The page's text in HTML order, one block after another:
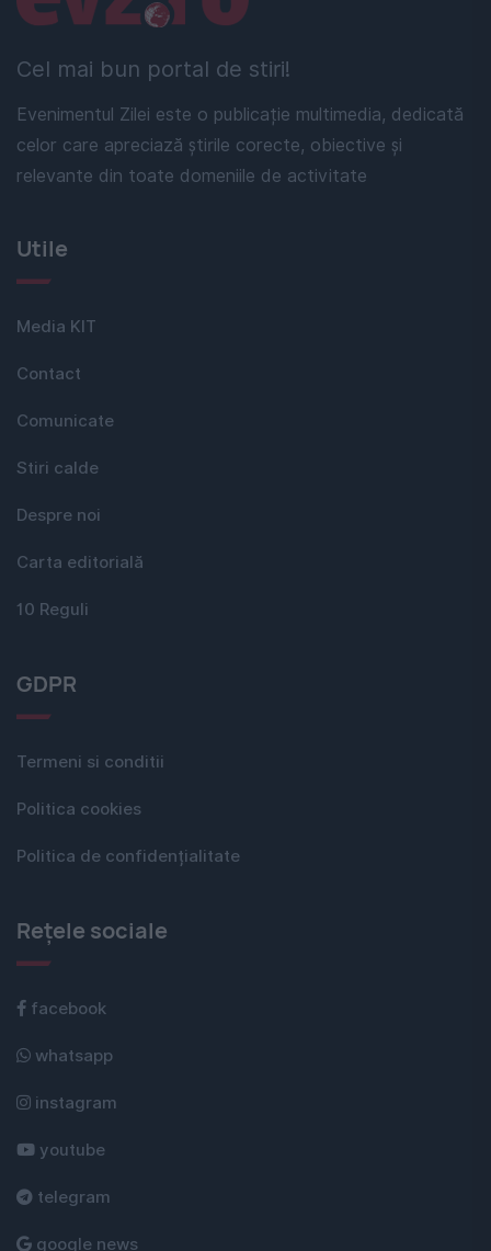
Cel mai bun portal de stiri!
Evenimentul Zilei este o publicație multimedia, dedicată
celor care apreciază știrile corecte, obiective și
relevante din toate domeniile de activitate
Utile
Media KIT
Contact
Comunicate
Stiri calde
Despre noi
Carta editorială
10 Reguli
GDPR
Termeni si conditii
Politica cookies
Politica de confidențialitate
Rețele sociale
facebook
whatsapp
instagram
youtube
telegram
google news